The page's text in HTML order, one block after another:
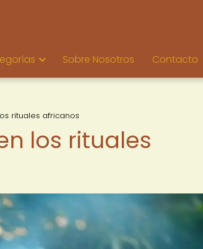
Sobre Nosotros Contacto
rituales africanos
los rituales